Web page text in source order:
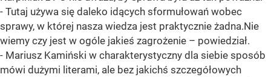
- Tutaj używa się daleko idących sformułowań wobec
sprawy, w której nasza wiedza jest praktycznie żadna.Nie
wiemy czy jest w ogóle jakieś zagrożenie – powiedział.
- Mariusz Kamiński w charakterystyczny dla siebie sposób
mówi dużymi literami, ale bez jakichś szczegółowych